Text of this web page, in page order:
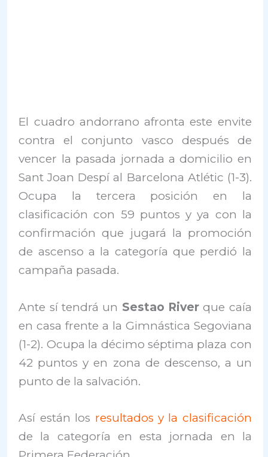
El cuadro andorrano afronta este envite
contra el conjunto vasco después de
vencer la pasada jornada a domicilio en
Sant Joan Despí al Barcelona Atlétic (1-3).
Ocupa la tercera posición en la
clasificación con 59 puntos y ya con la
confirmación que jugará la promoción
de ascenso a la categoría que perdió la
campaña pasada.
Ante sí tendrá un Sestao River que caía
en casa frente a la Gimnástica Segoviana
(1-2). Ocupa la décimo séptima plaza con
42 puntos y en zona de descenso, a un
punto de la salvación.
Así están los resultados y la clasificación
de la categoría en esta jornada en la